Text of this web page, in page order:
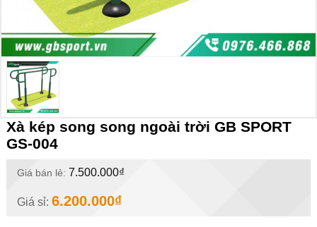
Xà kép song song ngoài trời GB SPORT
GS-004
Giá bán lẻ: 7.500.000₫
Giá sỉ: 6.200.000₫